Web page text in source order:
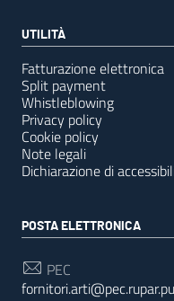
UTILITÀ
Fatturazione elettronica
Split payment
Whistleblowing
Privacy policy
Cookie policy
Note legali
Dichiarazione di
POSTA ELETTRONICA
PEC